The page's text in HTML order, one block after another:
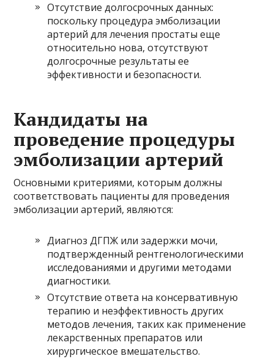
Отсутствие долгосрочных данных:
поскольку процедура эмболизации
артерий для лечения простаты еще
относительно нова, отсутствуют
долгосрочные результаты ее
эффективности и безопасности.
Кандидаты на
проведение процедуры
эмболизации артерий
Основными критериями, которым должны
соответствовать пациенты для проведения
эмболизации артерий, являются:
Диагноз ДГПЖ или задержки мочи,
подтвержденный рентгенологическими
исследованиями и другими методами
диагностики.
Отсутствие ответа на консервативную
терапию и неэффективность других
методов лечения, таких как применение
лекарственных препаратов или
хирургическое вмешательство.